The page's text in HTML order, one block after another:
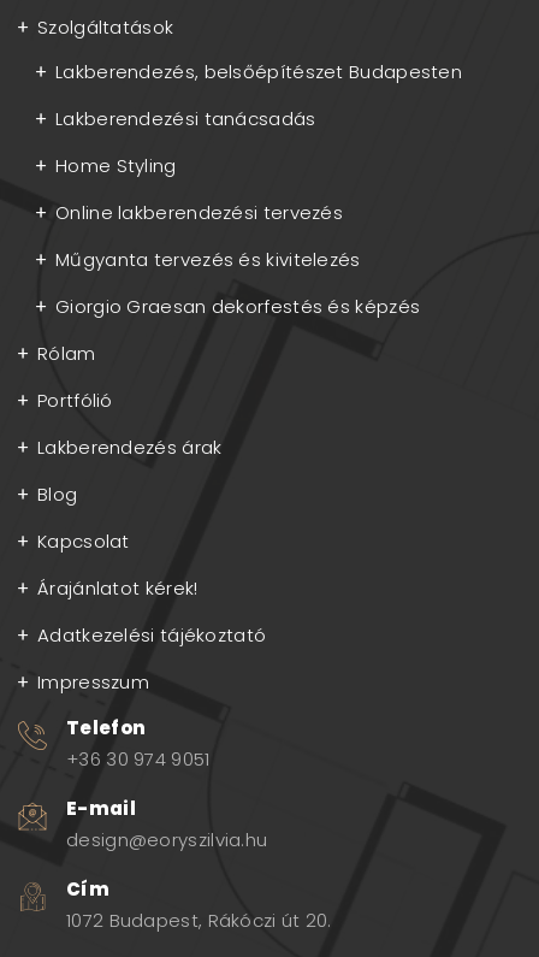
Szolgáltatások
Lakberendezés, belsőépítészet Budapesten
Lakberendezési tanácsadás
Home Styling
Online lakberendezési tervezés
Műgyanta tervezés és kivitelezés
Giorgio Graesan dekorfestés és képzés
Rólam
Portfólió
Lakberendezés árak
Blog
Kapcsolat
Árajánlatot kérek!
Adatkezelési tájékoztató
Impresszum
Telefon
+36 30 974 9051
E-mail
design@eoryszilvia.hu
Cím
1072 Budapest, Rákóczi út 20.